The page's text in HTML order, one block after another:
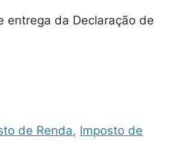
entrega da Declaração de
de Renda, Imposto de